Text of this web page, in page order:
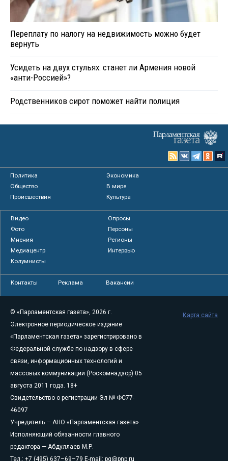
Переплату по налогу на недвижимость можно будет
вернуть
Усидеть на двух стульях: станет ли Армения новой
«анти-Россией»?
Родственников сирот поможет найти полиция
Политика
Экономика
Общество
В мире
Происшествия
Культура
Видео
Опросы
Фото
Персоны
Мнения
Регионы
Медиацентр
Интервью
Колумнисты
Контакты Реклама Вакансии
© «Парламентская газета», 2026 г.
Электронное периодическое издание
«Парламентская газета» зарегистрировано в
Федеральной службе по надзору в сфере
связи, информационных технологий и
массовых коммуникаций (Роскомнадзор) 05
августа 2011 года. 18+
Свидетельство о регистрации Эл № ФС77-
46097
Учредитель — АНО «Парламентская газета»
Исполняющий обязанности главного
редактора — Абдуллаев М.Р.
Тел.: +7 (495) 637–69–79 E-mail: pg@pnp.ru
Карта сайта